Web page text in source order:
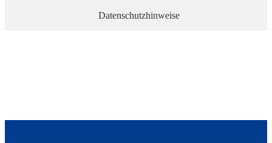
Datenschutzhinweise